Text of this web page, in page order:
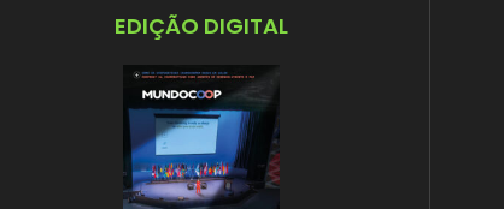
EDIÇÃO DIGITAL